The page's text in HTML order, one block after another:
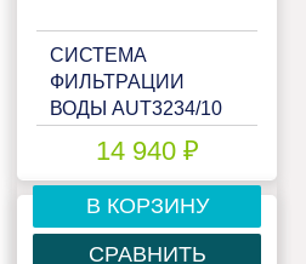
СИСТЕМА
ФИЛЬТРАЦИИ
ВОДЫ AUT3234/10
14 940 ₽
В КОРЗИНУ
СРАВНИТЬ